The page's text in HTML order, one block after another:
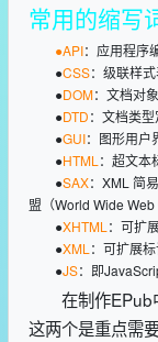
常用的缩写
●API：应用程序
●CSS：级联样
●DOM：文档对
●DTD：文档类
●GUI：图形用户
●HTML：超文本
●SAX：XML 简
盟（World Wide Web
●XHTML：可扩
●XML：可扩展
●JS：即
在制作EPub中
这两个是重点需